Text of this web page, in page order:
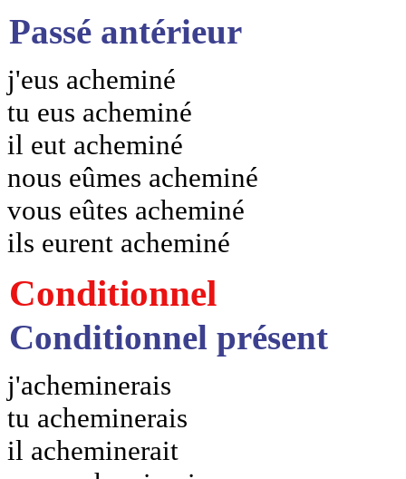
Passé antérieur
j'eus acheminé
tu eus acheminé
il eut acheminé
nous eûmes acheminé
vous eûtes acheminé
ils eurent acheminé
Conditionnel
Conditionnel présent
j'acheminerais
tu acheminerais
il acheminerait